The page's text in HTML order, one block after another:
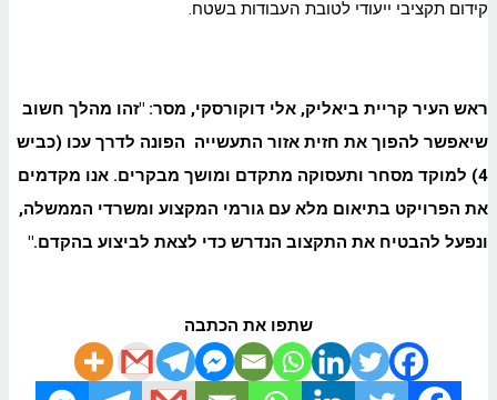
קידום תקציבי ייעודי לטובת העבודות בשטח.
ראש העיר קריית ביאליק, אלי דוקורסקי, מסר: "זהו מהלך חשוב
שיאפשר להפוך את חזית אזור התעשייה הפונה לדרך עכו (כביש
4) למוקד מסחר ותעסוקה מתקדם ומושך מבקרים. אנו מקדמים
את הפרויקט בתיאום מלא עם גורמי המקצוע ומשרדי הממשלה,
ונפעל להבטיח את התקצוב הנדרש כדי לצאת לביצוע בהקדם."
שתפו את הכתבה